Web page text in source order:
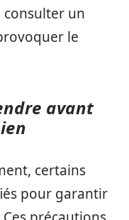
un
le
avant
certains
pour garantir